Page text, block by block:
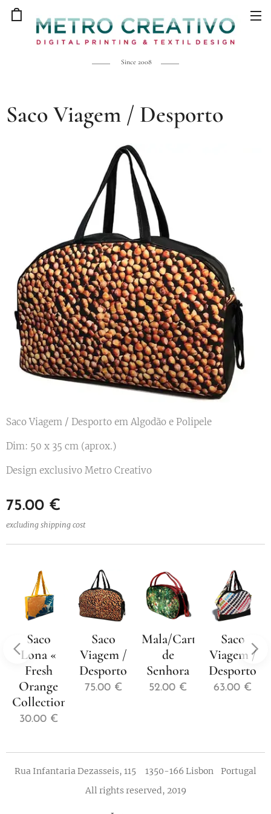
Since 2008
Saco Viagem / Desporto
Saco Viagem / Desporto em Algodão e Polipele
Dim: 50 x 35 cm (aprox.)
Design exclusivo Metro Creativo
75.00 €
excluding shipping cost
Saco
Lona «
Fresh
Orange
Collection»
30.00€
Saco
Viagem /
Desporto
75.00€
Mala/Carteira
de
Senhora
52.00 €
Saco
Viagem /
Desporto
63.00 €
Rua Infantaria Dezasseis, 115 1350-166 Lisbon Portugal
All rights reserved, 2019